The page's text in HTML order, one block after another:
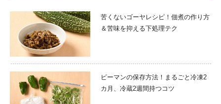
苦くないゴーヤレシピ！佃煮の作り方
＆苦味を抑える下処理テク
ピーマンの保存方法！まるごと冷凍2
カ月、冷蔵2週間持つコツ